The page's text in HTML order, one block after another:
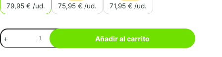
79,95 € /ud.
75,95 € /ud.
71,95 € /ud.
Royal
Canin
Labrador
Añadir al carrito